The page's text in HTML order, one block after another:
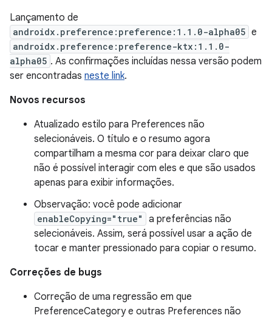
Lançamento de
androidx.preference:preference:1.1.0-alpha05 e
androidx.preference:preference-ktx:1.1.0-
alpha05 . As confirmações incluídas nessa versão podem
ser encontradas neste link.
Novos recursos
Atualizado estilo para Preferences não
selecionáveis. O título e o resumo agora
compartilham a mesma cor para deixar claro que
não é possível interagir com eles e que são usados
apenas para exibir informações.
Observação: você pode adicionar
enableCopying="true"
a preferências não
selecionáveis. Assim, será possível usar a ação de
tocar e manter pressionado para copiar o resumo.
Correções de bugs
Correção de uma regressão em que
PreferenceCategory e outras Preferences não